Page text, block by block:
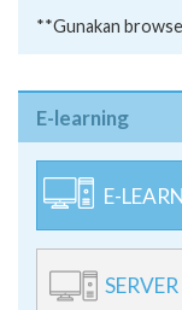
**Gunakan
E-learning
E-